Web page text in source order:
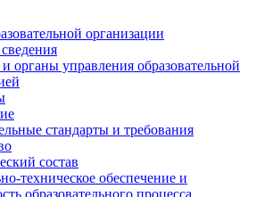
организации
органы управления образовательной
стандарты и требования
состав
техническое обеспечение и
образовательного процесса.